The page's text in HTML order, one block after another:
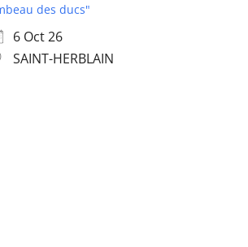
des ducs"
6 Oct 26
SAINT-HERBLAIN